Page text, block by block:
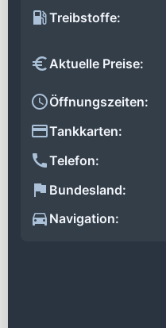
Treibstoffe:
Aktuelle Preise:
Öffnungszeiten:
Tankkarten:
Telefon:
Bundesland:
Navigation: